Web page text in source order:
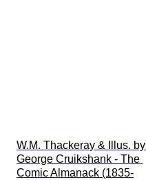
W.M. Thackeray & Illus. by
George Cruikshank - The
Comic Almanack (1835-